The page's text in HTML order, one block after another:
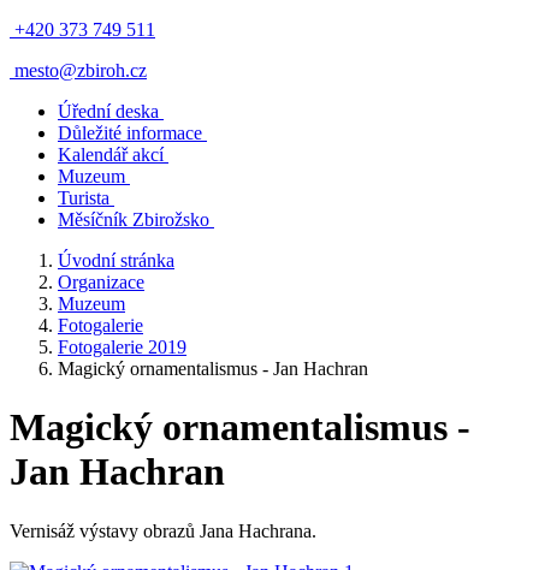
+420 373 749 511
mesto@zbiroh.cz
Úřední deska
Důležité informace
Kalendář akcí
Muzeum
Turista
Měsíčník Zbirožsko
Úvodní stránka
Organizace
Muzeum
Fotogalerie
Fotogalerie 2019
Magický ornamentalismus - Jan Hachran
Magický ornamentalismus -
Jan Hachran
Vernisáž výstavy obrazů Jana Hachrana.